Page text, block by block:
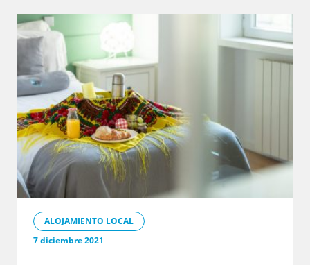
ALOJAMIENTO LOCAL
7 diciembre 2021